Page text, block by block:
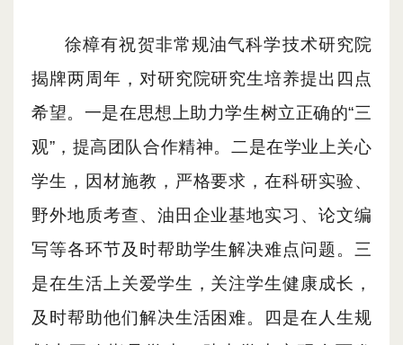
徐樟有祝贺非常规油气科学技术研究院
揭牌两周年， 对研究院研究生培养提出 四点
希望。 一是在思想上助力学生树立正确的“三
观”，提高团队合作精神。 二是在学业上关心
学生，因材施教，严格要求，在科研实验、
野外地质考查、油田企业基地实习、论文编
写等各环节及时帮助学生解决难点问题。三
是在生活上关爱学生，关注学生健康成长，
及时帮助他们解决生活困难。
四是在人生规